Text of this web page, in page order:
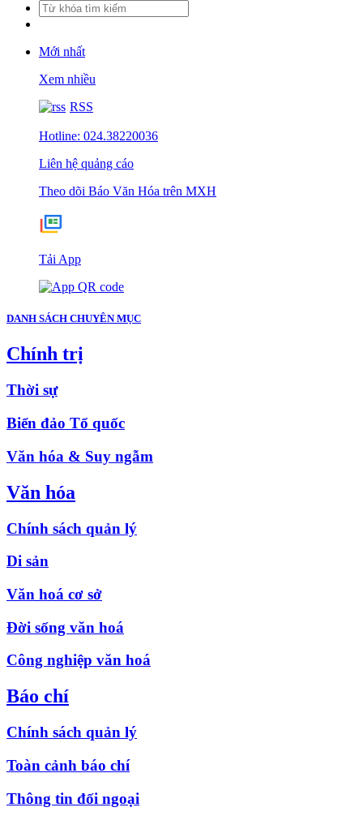
Mới nhất
Xem nhiều
RSS
Hotline: 024.38220036
Liên hệ quảng cáo
Theo dõi Báo Văn Hóa trên MXH
Tải App
DANH SÁCH CHUYÊN MỤC
Chính trị
Thời sự
Biển đảo Tổ quốc
Văn hóa & Suy ngẫm
Văn hóa
Chính sách quản lý
Di sản
Văn hoá cơ sở
Đời sống văn hoá
Công nghiệp văn hoá
Báo chí
Chính sách quản lý
Toàn cảnh báo chí
Thông tin đối ngoại